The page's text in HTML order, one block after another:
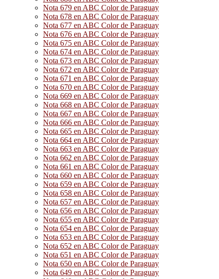
Nota 679 en ABC Color de Paraguay
Nota 678 en ABC Color de Paraguay
Nota 677 en ABC Color de Paraguay
Nota 676 en ABC Color de Paraguay
Nota 675 en ABC Color de Paraguay
Nota 674 en ABC Color de Paraguay
Nota 673 en ABC Color de Paraguay
Nota 672 en ABC Color de Paraguay
Nota 671 en ABC Color de Paraguay
Nota 670 en ABC Color de Paraguay
Nota 669 en ABC Color de Paraguay
Nota 668 en ABC Color de Paraguay
Nota 667 en ABC Color de Paraguay
Nota 666 en ABC Color de Paraguay
Nota 665 en ABC Color de Paraguay
Nota 664 en ABC Color de Paraguay
Nota 663 en ABC Color de Paraguay
Nota 662 en ABC Color de Paraguay
Nota 661 en ABC Color de Paraguay
Nota 660 en ABC Color de Paraguay
Nota 659 en ABC Color de Paraguay
Nota 658 en ABC Color de Paraguay
Nota 657 en ABC Color de Paraguay
Nota 656 en ABC Color de Paraguay
Nota 655 en ABC Color de Paraguay
Nota 654 en ABC Color de Paraguay
Nota 653 en ABC Color de Paraguay
Nota 652 en ABC Color de Paraguay
Nota 651 en ABC Color de Paraguay
Nota 650 en ABC Color de Paraguay
Nota 649 en ABC Color de Paraguay